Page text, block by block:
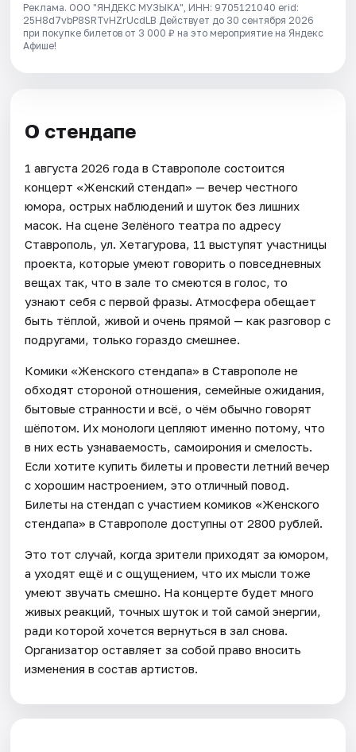
Реклама. ООО "ЯНДЕКС МУЗЫКА", ИНН: 9705121040 erid:
25H8d7vbP8SRTvHZrUcdLB Действует до 30 сентября 2026
при покупке билетов от 3 000 ₽ на это мероприятие на Яндекс
Афише!
О стендапе
1 августа 2026 года в Ставрополе состоится
концерт «Женский стендап» — вечер честного
юмора, острых наблюдений и шуток без лишних
масок. На сцене Зелёного театра по адресу
Ставрополь, ул. Хетагурова, 11 выступят участницы
проекта, которые умеют говорить о повседневных
вещах так, что в зале то смеются в голос, то
узнают себя с первой фразы. Атмосфера обещает
быть тёплой, живой и очень прямой — как разговор с
подругами, только гораздо смешнее.
Комики «Женского стендапа» в Ставрополе не
обходят стороной отношения, семейные ожидания,
бытовые странности и всё, о чём обычно говорят
шёпотом. Их монологи цепляют именно потому, что
в них есть узнаваемость, самоирония и смелость.
Если хотите купить билеты и провести летний вечер
с хорошим настроением, это отличный повод.
Билеты на стендап с участием комиков «Женского
стендапа» в Ставрополе доступны от 2800 рублей.
Это тот случай, когда зрители приходят за юмором,
а уходят ещё и с ощущением, что их мысли тоже
умеют звучать смешно. На концерте будет много
живых реакций, точных шуток и той самой энергии,
ради которой хочется вернуться в зал снова.
Организатор оставляет за собой право вносить
изменения в состав артистов.